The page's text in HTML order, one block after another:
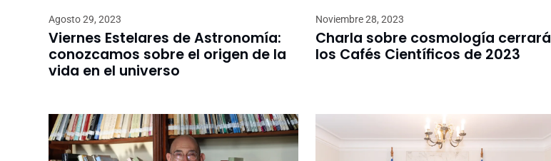
Agosto 29, 2023
Viernes Estelares de Astronomía:
conozcamos sobre el origen de la
vida en el universo
Noviembre 28, 2023
Charla sobre cosmología cerrará
los Cafés Científicos de 2023